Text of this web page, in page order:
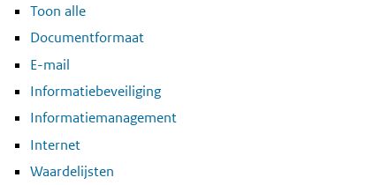
Toon alle
Documentformaat
E-mail
Informatiebeveiliging
Informatiemanagement
Internet
Waardelijsten